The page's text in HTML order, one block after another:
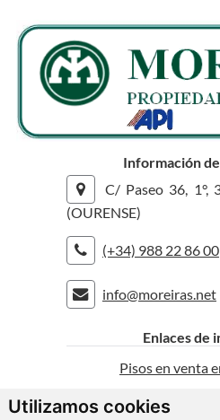
Utilizamos cookies
Información
C/ Paseo 36, 1°,
(OURENSE)
(+34) 988 22 86 00
info@moreiras.net
Enlaces de
Pisos en venta
Casas en venta